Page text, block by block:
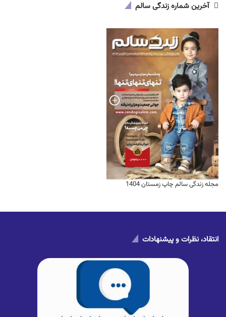
آخرین شماره زندگی سالم
مجله زندگی سالم چاپ زمستان 1404
انتقاد، نظرات و پیشنهادات